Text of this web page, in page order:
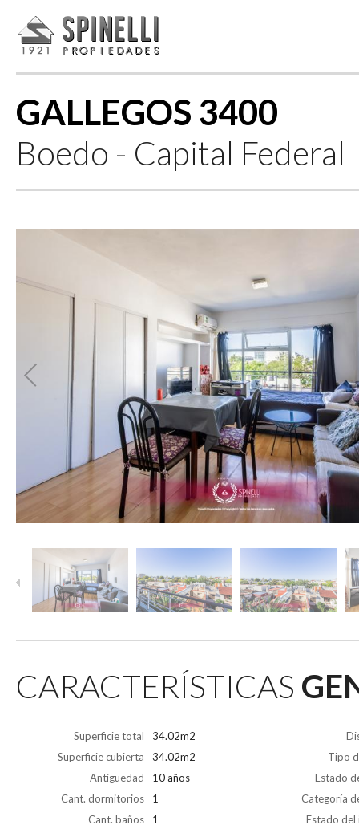
GALLEGOS 3400
Boedo - Capital Federal
CARACTERÍSTICAS
Superficie total 34.02m2
Superficie cubierta
34.02m2
Tipo
Antigüedad
10 años
Estado
Cant. dormitorios
1
Categoría
Cant. baños
1
Estado del